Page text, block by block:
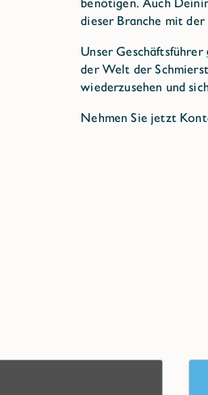
dieser Branche mit
Unser Geschäftsführer
der Welt der
wiederzusehen und
Nehmen Sie jetzt